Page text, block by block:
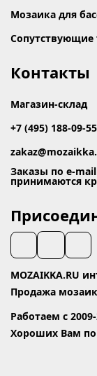
Мозаика для
Сопутствующие
Контакты
Магазин-склад
+7 (495) 188-09-55
Заказы по e-mail
принимаются
MOZAIKKA.RU
Продажа
Работаем с
Хороших Вам